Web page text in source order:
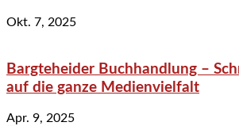
Okt. 7, 2025
Bargteheider Buchhandlung –
auf die ganze Medienvielfalt
Apr. 9, 2025